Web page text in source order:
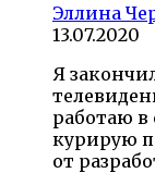
Эллина
13.07.2020
Я
работаю в
курирую
от